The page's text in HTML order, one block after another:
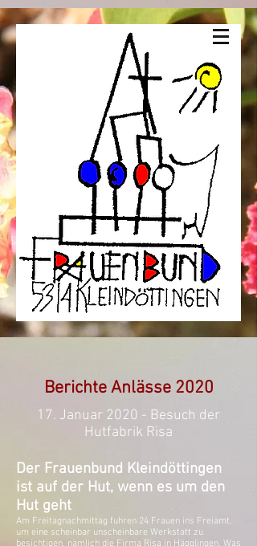
Berichte Anlässe 2020
17. Januar 2020 - Besuch der
Hutfabrik Risa
Der Frauenbund Kleindöttingen
ist auf der Hut, wenn es um den
Hut geht
Am Freitagnachmittag fuhren 24 Frauen ins Freiamt,
um eine scheinbar unscheinbare Werkstatt zu
besichtigen, nämlich die Firma Risa in Hägglingen. Was